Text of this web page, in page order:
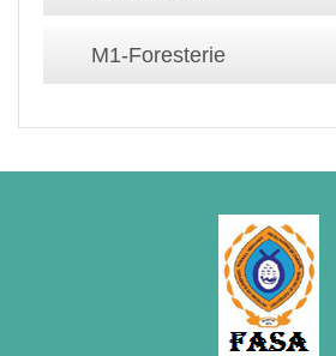
M1-Foresterie